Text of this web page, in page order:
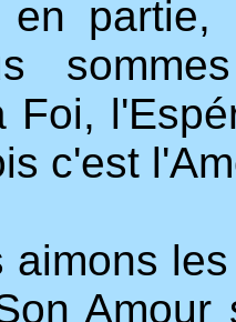
en
Foi,
c'est
aimons
Amour